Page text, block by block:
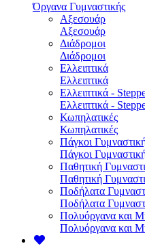
Όργανα Γυμναστικής
Αξεσουάρ
Αξεσουάρ
Διάδρομοι
Διάδρομοι
Ελλειπτικά
Ελλειπτικά
Ελλειπτικά -
Ελλειπτικά -
Κωπηλατικές
Κωπηλατικές
Πάγκοι
Πάγκοι
Παθητική
Παθητική
Ποδήλατα
Ποδήλατα
Πολυόργανα και
Πολυόργανα και